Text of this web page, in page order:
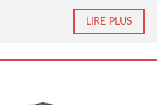
LIRE PLUS